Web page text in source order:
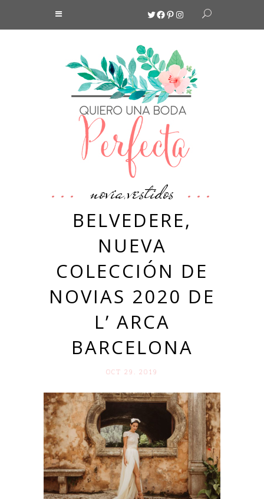
Twitter
Facebook
Pinterest
Instagram
novia,vestidos
BELVEDERE,
NUEVA
COLECCIÓN DE
NOVIAS 2020 DE
L’ ARCA
BARCELONA
OCT 29. 2019